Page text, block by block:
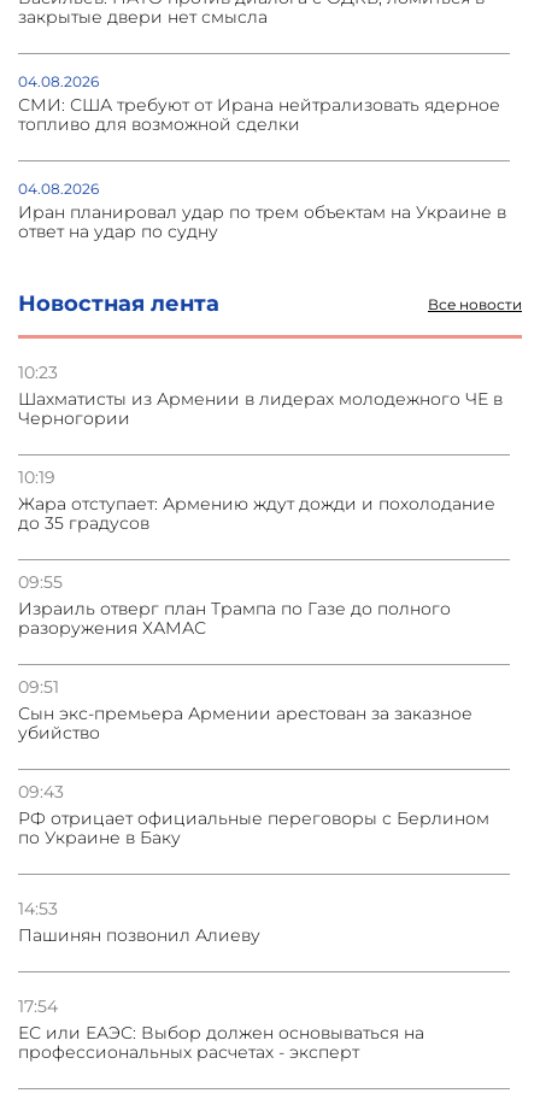
Новостная лента Все новости
10:23
Шахматисты из Армении в лидерах молодежного ЧЕ в
Черногории
10:19
Жара отступает: Армению ждут дожди и похолодание
до 35 градусов
09:55
Израиль отверг план Трампа по Газе до полного
разоружения ХАМАС
09:51
Сын экс-премьера Армении арестован за заказное
убийство
09:43
РФ отрицает официальные переговоры с Берлином
по Украине в Баку
14:53
Пашинян позвонил Алиеву
17:54
ЕС или ЕАЭС: Выбор должен основываться на
профессиональных расчетах - эксперт
закрытые двери нет смысла
04.08.2026
СМИ: США требуют от Ирана нейтрализовать ядерное
топливо для возможной сделки
04.08.2026
Иран планировал удар по трем объектам на Украине в
ответ на удар по судну
04.08.2026
Украина атаковала склады Wildberries в Подмосковье
и под Петербургом
03.08.2026
Стратегия безопасности ОДКБ допускает применение
03.08.2026
Нассим Талеб отказался выступить с лекцией в